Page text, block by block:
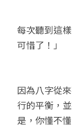
每次聽到這
可惜了！」
因為八字從
行的平衡，
是，你懂不